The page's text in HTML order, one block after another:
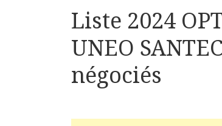
Liste 2024
UNEO
négociés